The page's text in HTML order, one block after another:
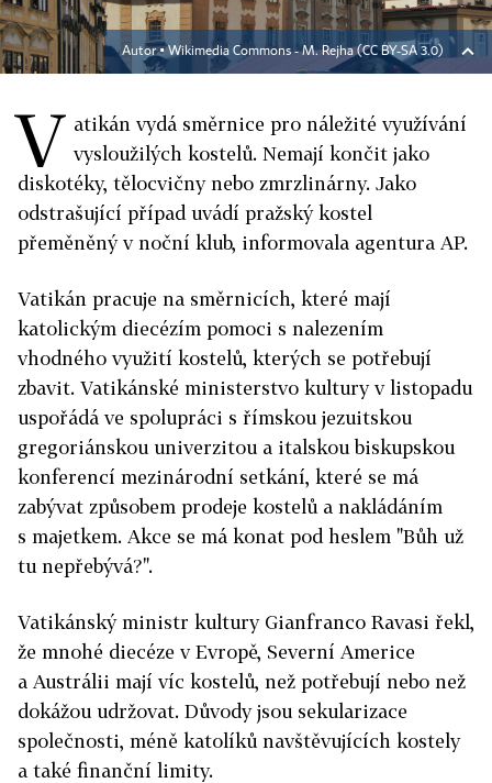
Autor ▪Wikimedia Commons - M. Rejha (CC BY-SA 3.0)
V atikán vydá směrnice pro náležité využívání
vysloužilých kostelů. Nemají končit jako
diskotéky, tělocvičny nebo zmrzlinárny. Jako
odstrašující případ uvádí pražský kostel
přeměněný v noční klub, informovala agentura AP.
Vatikán pracuje na směrnicích, které mají
katolickým diecézím pomoci s nalezením
vhodného využití kostelů, kterých se potřebují
zbavit. Vatikánské ministerstvo kultury v listopadu
uspořádá ve spolupráci s římskou jezuitskou
gregoriánskou univerzitou a italskou biskupskou
konferencí mezinárodní setkání, které se má
zabývat způsobem prodeje kostelů a nakládáním
s majetkem. Akce se má konat pod heslem "Bůh už
tu nepřebývá?".
Vatikánský ministr kultury Gianfranco Ravasi řekl,
že mnohé diecéze v Evropě, Severní Americe
a Austrálii mají víc kostelů, než potřebují nebo než
dokážou udržovat. Důvody jsou sekularizace
společnosti, méně katolíků navštěvujících kostely
a také finanční limity.